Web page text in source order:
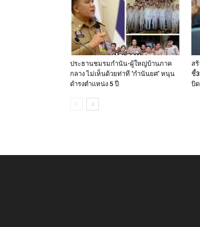
ประธานชมรมกำนัน-ผู้ใหญ่บ้านภาค
กลาง ไม่เห็นด้วยท่าที ‘กำนันยศ’ หนุน
ดำรงตำแหน่ง 5 ปี
ส
ชี้
บิ